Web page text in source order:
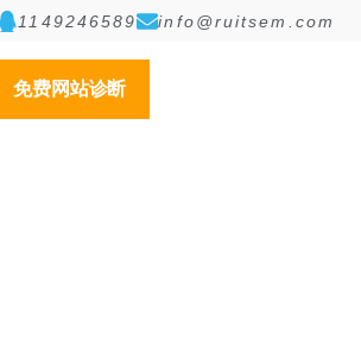
1149246589 info@ruitsem.com
免费网站诊断